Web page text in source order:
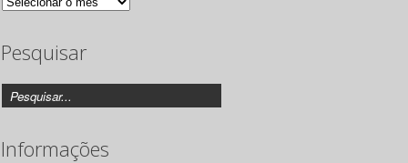
Pesquisar
Informações